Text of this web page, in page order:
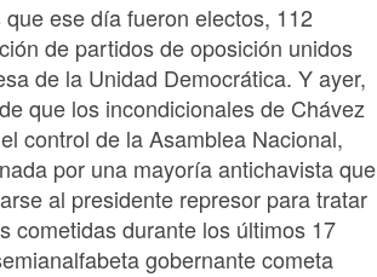
ese día fueron electos, 112
de partidos de oposición unidos
de la Unidad Democrática. Y ayer,
que los incondicionales de Chávez
control de la Asamblea Nacional,
por una mayoría antichavista que
al presidente represor para tratar
cometidas durante los últimos 17
gobernante cometa